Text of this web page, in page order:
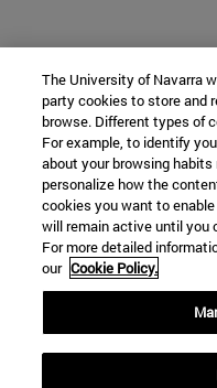
The University of Navarra
party cookies to store and
browse. Different types of
For example, to identify
about your browsing
personalize how the
cookies you want to
will remain active until you
For more detailed
our Cookie Policy.